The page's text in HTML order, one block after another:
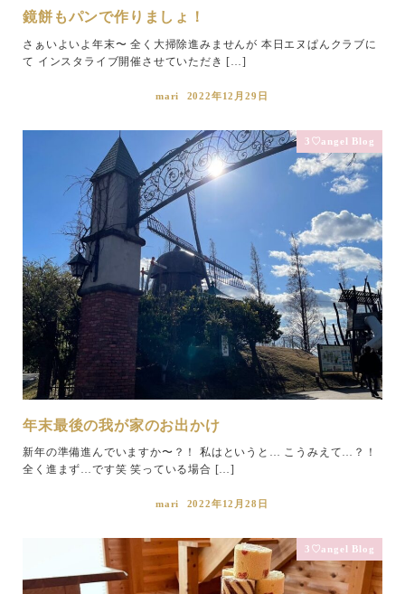
鏡餅もパンで作りましょ！
さぁいよいよ年末〜 全く大掃除進みませんが 本日エヌぱんクラブに
て インスタライブ開催させていただき […]
mari 2022年12月29日
3♡angel Blog
年末最後の我が家のお出かけ
新年の準備進んでいますか〜？！ 私はというと… こうみえて…？！
全く進まず…です笑 笑っている場合 […]
mari 2022年12月28日
3♡angel Blog